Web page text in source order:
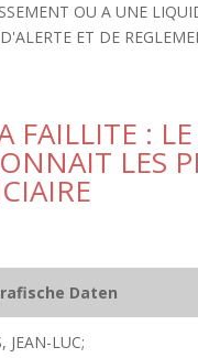
OU A UNE
ET DE
FAILLITE :
LES
Daten
JEAN-LUC;